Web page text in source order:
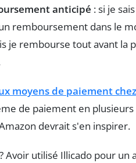
anticipé : si je
remboursement dans le
je rembourse tout avant la
moyens de paiement chez
de paiement en plusieurs
devrait s'en inspirer.
Avoir utilisé Illicado pour un